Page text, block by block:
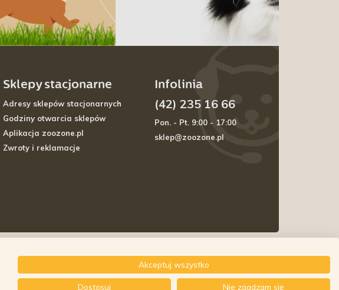
Sklepy stacjonarne
Adresy sklepów stacjonarnych
Godziny otwarcia sklepów
Aplikacja zoozone.pl
Zwroty i reklamacje
Infolinia
(42) 235 16 66
Pon. - Pt. 9:00 - 17:00
sklep@zoozone.pl
Akceptuj wszystko
Dostosuj Nie zgadzam się